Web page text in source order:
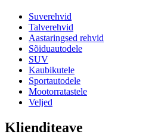
Suverehvid
Talverehvid
Aastaringsed rehvid
Sõiduautodele
SUV
Kaubikutele
Sportautodele
Mootorratastele
Veljed
Klienditeave